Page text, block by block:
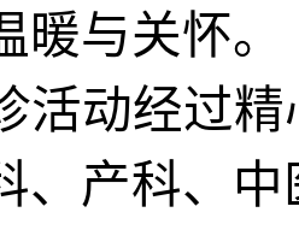
暖与关怀。
活动经过
、产科、